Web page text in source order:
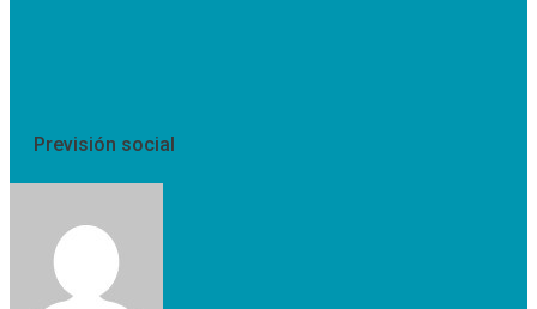
Previsión social